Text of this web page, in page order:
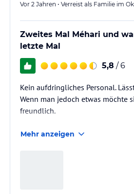
Vor 2 Jahren • Verreist als Familie im
Zweites Mal Méhari und
letzte Mal
5,8 / 6
Kein aufdringliches Personal.
Wenn man jedoch etwas möchte
freundlich.
Mehr anzeigen